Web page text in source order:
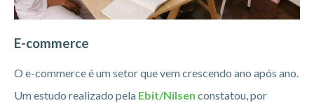
E-commerce
O e-commerce é um setor que vem crescendo ano após ano.
Um estudo realizado pela Ebit/Nilsen constatou, por